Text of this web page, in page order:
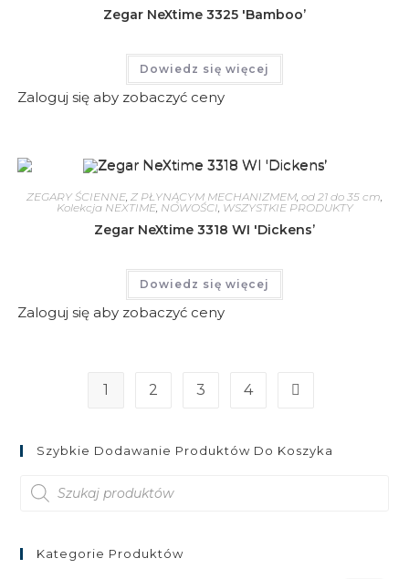
Zegar NeXtime 3325 'Bamboo’
Dowiedz się więcej
Zaloguj się aby zobaczyć ceny
ZEGARY ŚCIENNE Z PŁYNĄCYM MECHANIZMEM od 21 do 35 cm
Kolekcja NEXTIME, NOWOŚCI WSZYSTKIE PRODUKTY
Zegar NeXtime 3318 WI 'Dickens’
Dowiedz się więcej
Zaloguj się aby zobaczyć ceny
1 2 3 4
Szybkie Dodawanie Produktów Do Koszyka
produktów
Kategorie Produktów